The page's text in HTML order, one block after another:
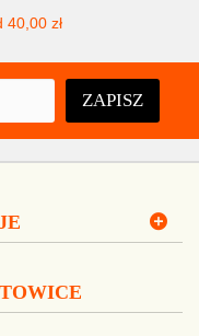
40,00 zł
ZAPISZ